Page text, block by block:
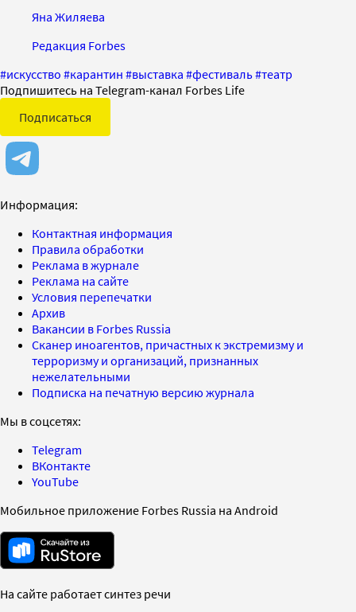
Яна Жиляева
Редакция Forbes
#искусство #карантин #выставка #фестиваль#театр
Подпишитесь на Telegram-канал Forbes Life
Подписаться
Информация:
Контактная информация
Правила обработки
Реклама в журнале
Реклама на сайте
Условия перепечатки
Архив
Вакансии в Forbes Russia
Сканер иноагентов, причастных к экстремизму и
терроризму и организаций, признанных
нежелательными
Подписка на печатную версию журнала
Мы в соцсетях:
Telegram
ВКонтакте
YouTube
Мобильное приложение Forbes Russia на Android
На сайте работает синтез речи